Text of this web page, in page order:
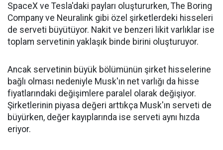
SpaceX ve Tesla'daki payları oluştururken, The Boring
Company ve Neuralink gibi özel şirketlerdeki hisseleri
de serveti büyütüyor. Nakit ve benzeri likit varlıklar ise
toplam servetinin yaklaşık binde birini oluşturuyor.
Ancak servetinin büyük bölümünün şirket hisselerine
bağlı olması nedeniyle Musk'ın net varlığı da hisse
fiyatlarındaki değişimlere paralel olarak değişiyor.
Şirketlerinin piyasa değeri arttıkça Musk'ın serveti de
büyürken, değer kayıplarında ise serveti aynı hızda
eriyor.